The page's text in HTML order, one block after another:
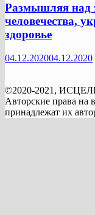
Размышляя над
человечества,
здоровье
04.12.202004.12.2020
©2020-2021,
Авторские права на
принадлежат их